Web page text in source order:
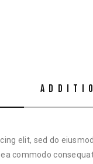
elit, sed do
commodo